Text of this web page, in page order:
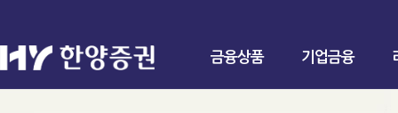
금융상품 기업금융